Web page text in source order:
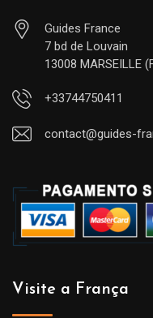
Guides France
7 bd de Louvain
13008 MARSEILLE
+33744750411
contact@guides-
Visite a França